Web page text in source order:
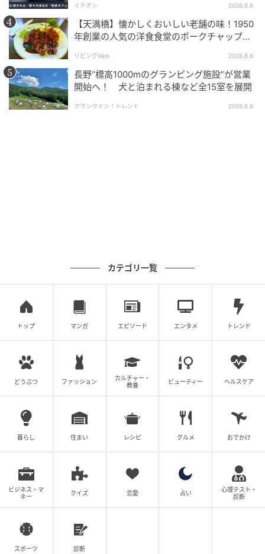
マルヒロ
ファッションにとどまらず、クラフトやビューティ
ー、ジュエリー、アートブックなど多彩なカテゴリー
（左）株式会社ルミネ 代表取締役社長 表 輝幸氏 （右）「tokyo sense」クリ
エイティブパートナー アンドレアス・ムルクディス氏
ィレクターを務める、世界的なバイヤー兼リテーラ
ー、アンドレアス・ムルクディス氏をはじめ、グロー
バルなパートナーと連携。多角的な視点から、日本の
価値を世界に発信していく。
ファッションの都・パリでのPOP-UPを起点に、国境を
イチオシ 2026.8.8
【天満橋】懐かしくおいしい老舗の味！1950
年創業の人気の洋食食堂のポークチャップ！
リビングWeb 2026.8.8
長野“標高1000mのグランピング施設”が営業
開始へ！ 犬と泊まれる棟など全15室を展開
クランクイン！トレンド 2026.8.8
カテゴリ一覧
トップ マンガ エピソード エンタメ トレンド
どうぶつ ファッション
カルチャー・
教養
ビューティー ヘルスケア
暮らし 住まい レシピ グルメ おでかけ
ビジネス・マ
ネー
クイズ 恋愛 占い
心理テスト・
診断
スポーツ 診断